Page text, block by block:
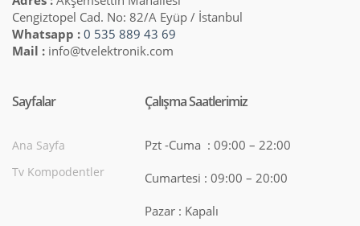
Cengiztopel Cad. No: 82/A Eyüp / İstanbul
Whatsapp : 0 535 889 43 69
Mail : info@tvelektronik.com
Sayfalar
Ana Sayfa
Tv Kompodentler
Çalışma Saatlerimiz
Pzt -Cuma : 09:00 – 22:00
Cumartesi : 09:00 – 20:00
Pazar : Kapalı